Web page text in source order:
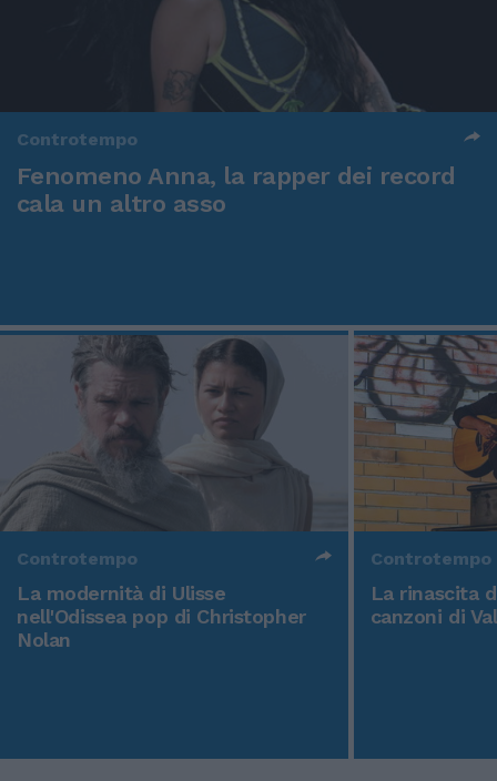
Controtempo
Fenomeno Anna, la rapper dei record
cala un altro asso
Controtempo
La modernità di Ulisse
nell'Odissea pop di Christopher
Nolan
Controtempo
La rinascita
canzoni di